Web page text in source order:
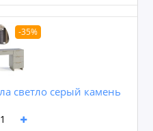
-35%
светло серый камень